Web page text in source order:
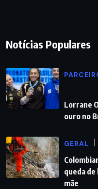
Notícias Populares
Lorrane
ouro no
GERAL
queda
mãe